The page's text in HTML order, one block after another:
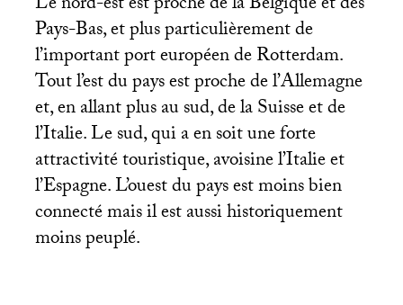
Pays-Bas, et plus particulièrement de
l’important port européen de Rotterdam.
Tout l’est du pays est proche de l’Allemagne
et, en allant plus au sud, de la Suisse et de
l’Italie. Le sud, qui a en soit une forte
attractivité touristique, avoisine l’Italie et
l’Espagne. L’ouest du pays est moins bien
connecté mais il est aussi historiquement
moins peuplé.